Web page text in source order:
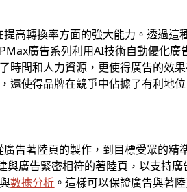
高轉換率方面的強大能力。透過
廣告系列利用AI技術自動優化
時間和人力資源，更使得廣告的效
，還使得品牌在競爭中佔據了有利地位
告著陸頁的製作，到目標受眾的精
廣告緊密相符的著陸頁，以支持
數據分析 。這樣可以保證廣告與著